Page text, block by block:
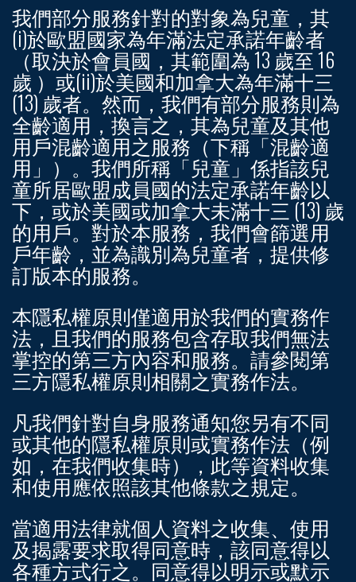
我們部分服務針對的對象為兒童，其
(i)於歐盟國家為年滿法定承諾年齡者
（取決於會員國，其範圍為 13 歲至 16
歲 ）或(ii)於美國和加拿大為年滿十三
(13) 歲者。然而，我們有部分服務則為
全齡適用，換言之，其為兒童及其他
用戶混齡適用之服務（下稱「混齡適
用」）。我們所稱「兒童」係指該兒
童所居歐盟成員國的法定承諾年齡以
下，或於美國或加拿大未滿十三 (13) 歲
的用戶。對於本服務，我們會篩選用
戶年齡，並為識別為兒童者，提供修
訂版本的服務。
本隱私權原則僅適用於我們的實務作
法，且我們的服務包含存取我們無法
掌控的第三方內容和服務。請參閱第
三方隱私權原則相關之實務作法。
凡我們針對自身服務通知您另有不同
或其他的隱私權原則或實務作法（例
如，在我們收集時），此等資料收集
和使用應依照該其他條款之規定。
當適用法律就個人資料之收集、使用
及揭露要求取得同意時，該同意得以
各種方式行之。同意得以明示或默示